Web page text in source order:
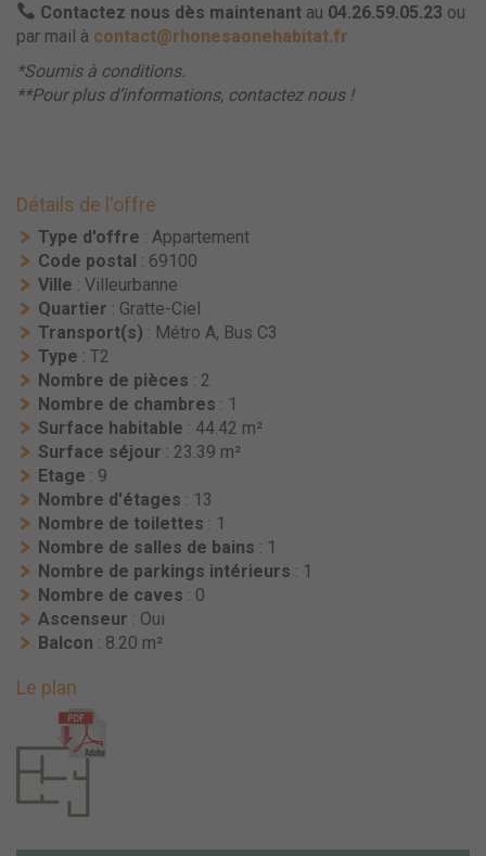
Contactez nous dès maintenant au 04.26.59.05.23 ou
par mail à contact@rhonesaonehabitat.fr
*Soumis à conditions.
**Pour plus d’informations, contactez nous !
Détails de l'offre
Type d'offre : Appartement
Code postal : 69100
Ville : Villeurbanne
Quartier : Gratte-Ciel
Transport(s) : Métro A, Bus C3
Type : T2
Nombre de pièces : 2
Nombre de chambres : 1
Surface habitable : 44.42 m²
Surface séjour : 23.39 m²
Etage : 9
Nombre d'étages : 13
Nombre de toilettes : 1
Nombre de salles de bains : 1
Nombre de parkings intérieurs : 1
Nombre de caves : 0
Ascenseur : Oui
Balcon : 8.20 m²
Le plan